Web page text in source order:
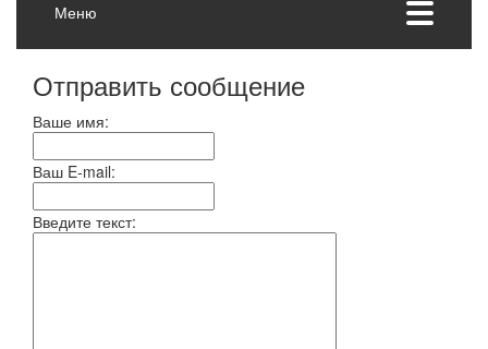
Меню
Отправить сообщение
Ваше имя:
Ваш E-mail:
Введите текст: